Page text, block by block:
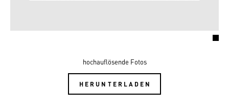
hochauflösende Fotos
HERUNTERLADEN